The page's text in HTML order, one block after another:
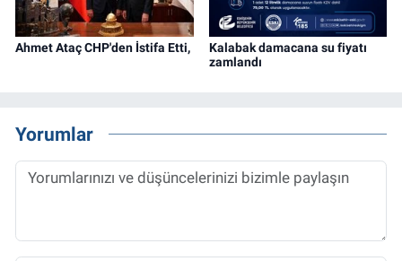
Ahmet Ataç CHP'den İstifa Etti,
Kalabak damacana su fiyatı
zamlandı
Yorumlar